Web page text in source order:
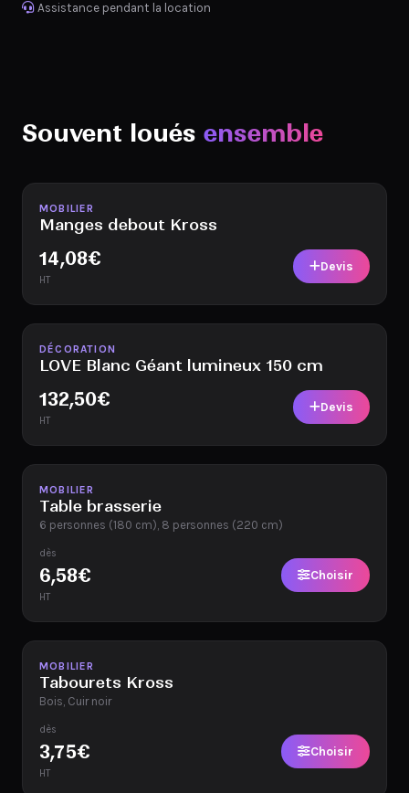
Assistance pendant la location
Souvent loués ensemble
Disponible
MOBILIER
Manges debout Kross
14,08€
HT
Devis
Disponible
DÉCORATION
LOVE Blanc Géant lumineux 150 cm
132,50€
HT
Devis
Disponible
MOBILIER
Table brasserie
6 personnes (180 cm), 8 personnes (220 cm)
dès
6,58€
HT
Choisir
Disponible
MOBILIER
Tabourets Kross
Bois, Cuir noir
dès
3,75€
HT
Choisir